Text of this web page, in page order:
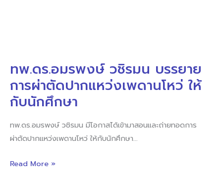
ทพ.ดร.อมรพงษ์ วชิรมน บรรยาย
การผ่าตัดปากแหว่งเพดานโหว่ ให้
กับนักศึกษา
ทพ.ดร.อมรพงษ์ วชิรมน มีโอกาสได้เข้ามาสอนและถ่ายทอดการ
ผ่าตัดปากแหว่งเพดานโหว่ ให้กับนักศึกษา…
กับ
Read More »